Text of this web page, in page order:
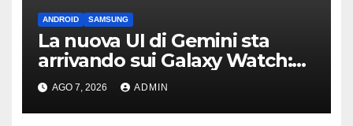
ANDROID SAMSUNG
La nuova UI di Gemini sta
arrivando sui Galaxy Watch:
primi avvistamenti
AGO 7, 2026 ADMIN